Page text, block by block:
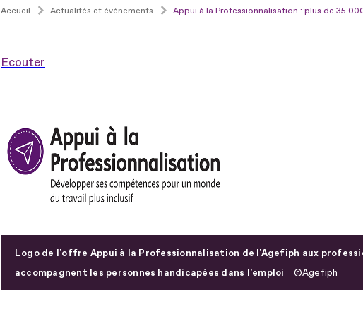
Accueil Actualités et événements Appui à la Professionnalisation : plus de 35
Ecouter
Logo de l'offre Appui à la Professionnalisation de l'Agefiph aux
accompagnent les personnes handicapées dans l'emploi
Agefiph